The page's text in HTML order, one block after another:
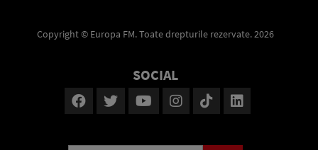
Copyright © Europa FM. Toate drepturile rezervate. 2026
SOCIAL